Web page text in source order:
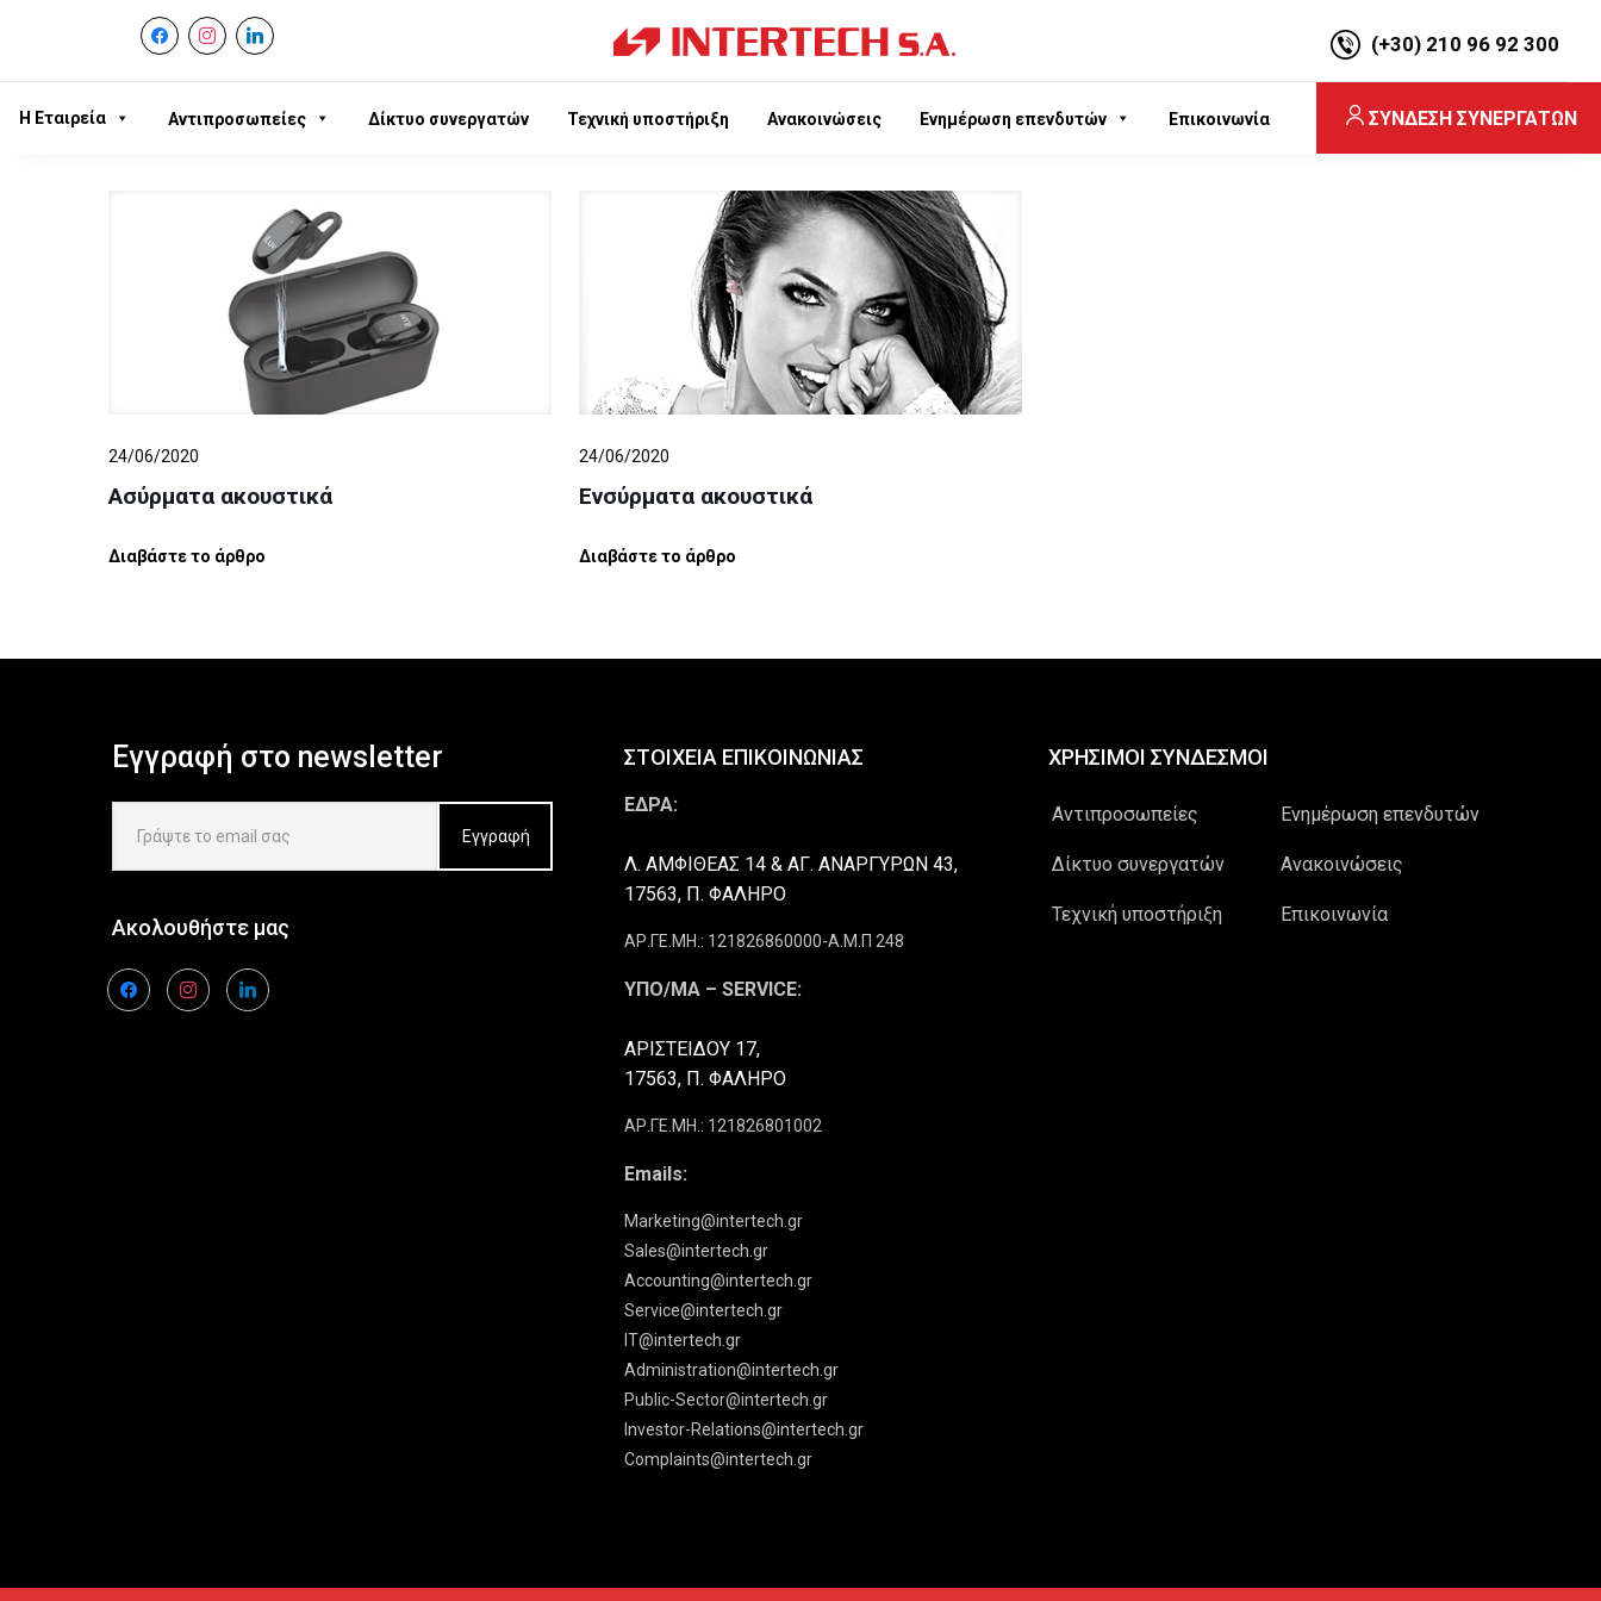
facebookinstagram
linkedin
(+30) 210 96 92 300
Η Εταιρεία Αντιπροσωπείες Δίκτυο συνεργατών Τεχνική υποστήριξη Ανακοινώσεις Ενημέρωση επενδυτών Επικοινωνία ΣΥΝΔΕΣΗ ΣΥΝΕΡΓΑΤΩΝ
24/06/2020
Ασύρματα ακουστικά
Διαβάστε το άρθρο
24/06/2020
Ενσύρματα ακουστικά
Διαβάστε το άρθρο
Εγγραφή στο newsletter
Ακολουθήστε μας
facebookinstagramlinkedin
ΣΤΟΙΧΕΙΑ ΕΠΙΚΟΙΝΩΝΙΑΣ
ΕΔΡΑ:
Λ. ΑΜΦΙΘΕΑΣ 14 & ΑΓ. ΑΝΑΡΓΥΡΩΝ 43,
17563, Π. ΦΑΛΗΡΟ
ΑΡ.ΓΕ.ΜΗ.: 121826860000-Α.Μ.Π 248
ΥΠΟ/ΜΑ – SERVICE:
ΑΡΙΣΤΕΙΔΟΥ 17,
17563, Π. ΦΑΛΗΡΟ
ΑΡ.ΓΕ.ΜΗ.: 121826801002
Emails:
Marketing@intertech.gr
Sales@intertech.gr
Accounting@intertech.gr
Service@intertech.gr
IT@intertech.gr
Administration@intertech.gr
Public-Sector@intertech.gr
Investor-Relations@intertech.gr
Complaints@intertech.gr
ΧΡΗΣΙΜΟΙ ΣΥΝΔΕΣΜΟΙ
Αντιπροσωπείες
Δίκτυο συνεργατών
Τεχνική υποστήριξη
Ενημέρωση επενδυτών
Ανακοινώσεις
Επικοινωνία